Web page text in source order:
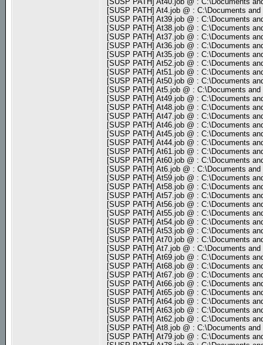
[SUSP PATH] At4.job @ : C:\Documents
[SUSP PATH] At39.job @ : C:\Documents
[SUSP PATH] At38.job @ : C:\Documents
[SUSP PATH] At37.job @ : C:\Documents
[SUSP PATH] At36.job @ : C:\Documents
[SUSP PATH] At35.job @ : C:\Documents
[SUSP PATH] At52.job @ : C:\Documents
[SUSP PATH] At51.job @ : C:\Documents
[SUSP PATH] At50.job @ : C:\Documents
[SUSP PATH] At5.job @ : C:\Documents
[SUSP PATH] At49.job @ : C:\Documents
[SUSP PATH] At48.job @ : C:\Documents
[SUSP PATH] At47.job @ : C:\Documents
[SUSP PATH] At46.job @ : C:\Documents
[SUSP PATH] At45.job @ : C:\Documents
[SUSP PATH] At44.job @ : C:\Documents
[SUSP PATH] At61.job @ : C:\Documents
[SUSP PATH] At60.job @ : C:\Documents
[SUSP PATH] At6.job @ : C:\Documents
[SUSP PATH] At59.job @ : C:\Documents
[SUSP PATH] At58.job @ : C:\Documents
[SUSP PATH] At57.job @ : C:\Documents
[SUSP PATH] At56.job @ : C:\Documents
[SUSP PATH] At55.job @ : C:\Documents
[SUSP PATH] At54.job @ : C:\Documents
[SUSP PATH] At53.job @ : C:\Documents
[SUSP PATH] At70.job @ : C:\Documents
[SUSP PATH] At7.job @ : C:\Documents
[SUSP PATH] At69.job @ : C:\Documents
[SUSP PATH] At68.job @ : C:\Documents
[SUSP PATH] At67.job @ : C:\Documents
[SUSP PATH] At66.job @ : C:\Documents
[SUSP PATH] At65.job @ : C:\Documents
[SUSP PATH] At64.job @ : C:\Documents
[SUSP PATH] At63.job @ : C:\Documents
[SUSP PATH] At62.job @ : C:\Documents
[SUSP PATH] At8.job @ : C:\Documents
[SUSP PATH] At79.job @ : C:\Documents